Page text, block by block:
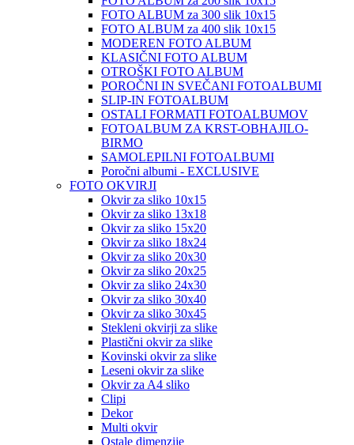
FOTO ALBUM za 300 slik 10x15
FOTO ALBUM za 400 slik 10x15
MODEREN FOTO ALBUM
KLASIČNI FOTO ALBUM
OTROŠKI FOTO ALBUM
POROČNI IN SVEČANI FOTOALBUMI
SLIP-IN FOTOALBUM
OSTALI FORMATI FOTOALBUMOV
FOTOALBUM ZA KRST-OBHAJILO-
BIRMO
SAMOLEPILNI FOTOALBUMI
Poročni albumi - EXCLUSIVE
FOTO OKVIRJI
Okvir za sliko 10x15
Okvir za sliko 13x18
Okvir za sliko 15x20
Okvir za sliko 18x24
Okvir za sliko 20x30
Okvir za sliko 20x25
Okvir za sliko 24x30
Okvir za sliko 30x40
Okvir za sliko 30x45
Stekleni okvirji za slike
Plastični okvir za slike
Kovinski okvir za slike
Leseni okvir za slike
Okvir za A4 sliko
Clipi
Dekor
Multi okvir
Ostale dimenzije